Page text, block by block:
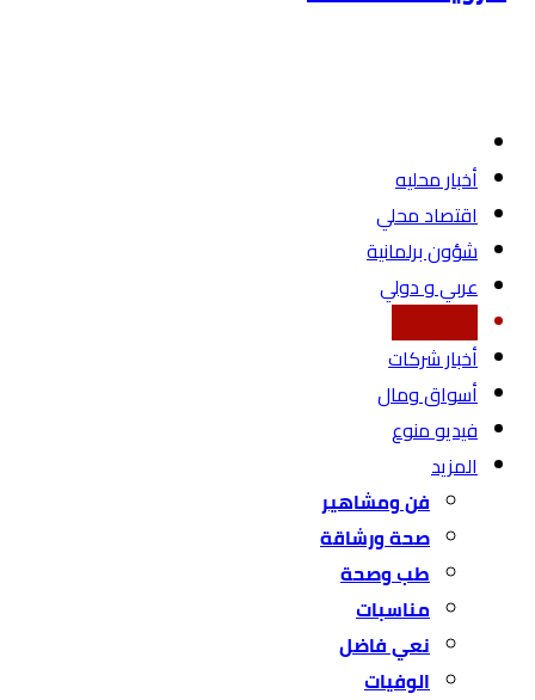
أخبار محليه
اقتصاد محلي
شؤون برلمانية
عربي و دولي
أخبار شركات
أسواق ومال
فيديو منوع
المزيد
فن ومشاهير
صحة ورشاقة
طب وصحة
مناسبات
نعي فاضل
الوفيات